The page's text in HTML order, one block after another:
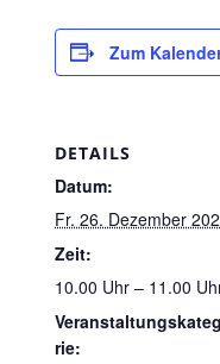
Zum
DETAILS
Datum:
Fr. 26. Dezember
Zeit:
10.00 Uhr – 11.00
rie: